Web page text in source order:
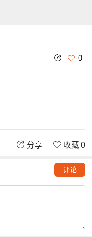
0
分享 收藏 0
评论